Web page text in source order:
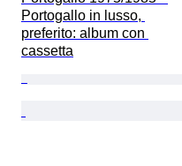
Portogallo in lusso,
preferito: album con
cassetta